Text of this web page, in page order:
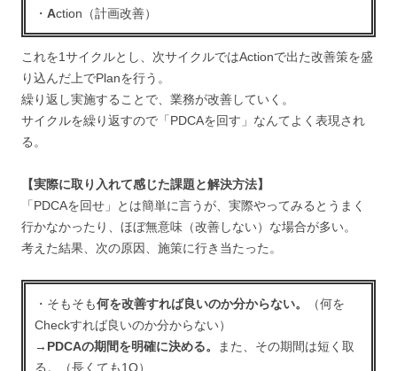
・ Action（計画改善）
これを1サイクルとし、次サイクルではActionで出た改善策を盛
り込んだ上でPlanを行う。
繰り返し実施することで、業務が改善していく。
サイクルを繰り返すので「PDCAを回す」なんてよく表現され
る。
【実際に取り入れて感じた課題と解決方法】
「PDCAを回せ」とは簡単に言うが、実際やってみるとうまく
行かなかったり、ほぼ無意味（改善しない）な場合が多い。
考えた結果、次の原因、施策に行き当たった。
・そもそも何を改善すれば良いのか分からない。
（何を
Checkすれば良いのか分からない）
→ PDCAの期間を明確に決める。
また、その期間は短く取
る。（長くても1Q）